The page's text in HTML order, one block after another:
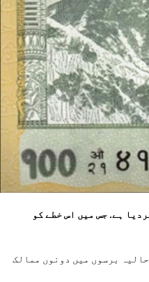
ہے. جس میں اس خطے کو
برسوں میں دونوں ممالک